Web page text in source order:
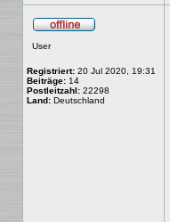
User
Registriert: 20 Jul 2020, 19:31
Beiträge: 14
Postleitzahl: 22298
Land: Deutschland